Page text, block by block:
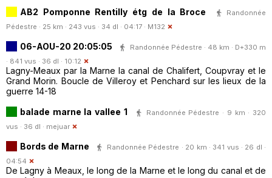
AB2 Pomponne Rentilly étg de la Broce
Randonnée
Pédestre · 25 km · 243 vus · 34 dl · 04:17 · M132
06-AOU-20 20:05:05
Randonnée Pédestre · 48 km · D+330 m
· 841 vus · 36 dl · 10:12
Lagny-Meaux par la Marne la canal de Chalifert, Coupvray et le
Grand Morin. Boucle de Villeroy et Penchard sur les lieux de la
guerre 14-18
balade marne la vallee 1
Randonnée Pédestre · 9 km · 320
vus · 36 dl · mejuar
Bords de Marne
Randonnée Pédestre · 20 km · 341 vus · 26 dl ·
04:54
De Lagny à Meaux, le long de la Marne et le long du canal et de